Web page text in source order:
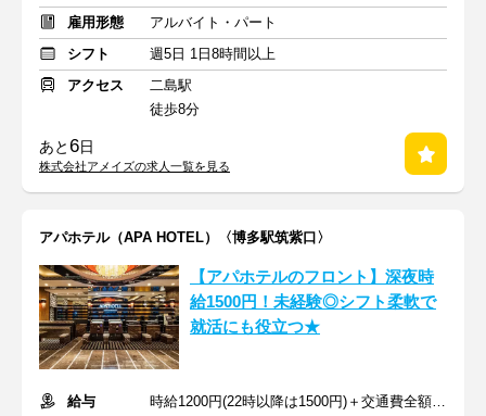
雇用形態
アルバイト・パート
シフト
週5日 1日8時間以上
アクセス
二島駅
徒歩8分
あと6日
株式会社アメイズの求人一覧を見る
アパホテル（APA HOTEL）〈博多駅筑紫口〉
【アパホテルのフロント】深夜時
給1500円！未経験◎シフト柔軟で
就活にも役立つ★
給与
時給1200円(22時以降は1500円)＋交通費全額支給